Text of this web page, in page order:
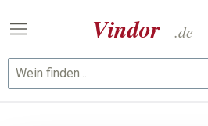
Zum Hauptinhalt springen